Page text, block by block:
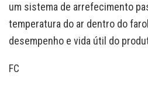
um sistema de arrefecimento
temperatura do ar dentro do
desempenho e vida útil do
FC